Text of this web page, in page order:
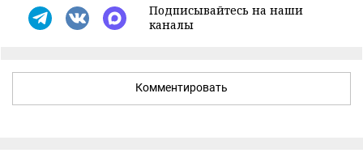
Подписывайтесь на наши
каналы
Комментировать